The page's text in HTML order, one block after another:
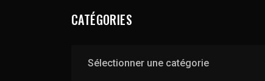
CATÉGORIES